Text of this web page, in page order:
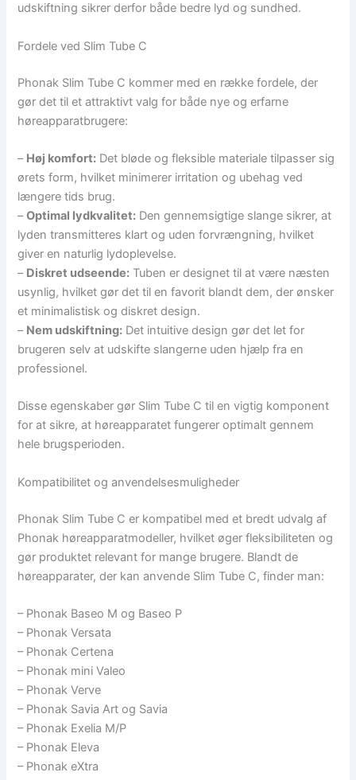
udskiftning sikrer derfor både bedre lyd og sundhed.
Fordele ved Slim Tube C
Phonak Slim Tube C kommer med en række fordele, der
gør det til et attraktivt valg for både nye og erfarne
høreapparatbrugere:
– Høj komfort: Det bløde og fleksible materiale tilpasser sig
ørets form, hvilket minimerer irritation og ubehag ved
længere tids brug.
–Optimal lydkvalitet: Den gennemsigtige slange sikrer, at
lyden transmitteres klart og uden forvrængning, hvilket
giver en naturlig lydoplevelse.
– Diskret udseende: Tuben er designet til at være næsten
usynlig, hvilket gør det til en favorit blandt dem, der ønsker
et minimalistisk og diskret design.
– Nem udskiftning: Det intuitive design gør det let for
brugeren selv at udskifte slangerne uden hjælp fra en
professionel.
Disse egenskaber gør Slim Tube C til en vigtig komponent
for at sikre, at høreapparatet fungerer optimalt gennem
hele brugsperioden.
Kompatibilitet og anvendelsesmuligheder
Phonak Slim Tube C er kompatibel med et bredt udvalg af
Phonak høreapparatmodeller, hvilket øger fleksibiliteten og
gør produktet relevant for mange brugere. Blandt de
høreapparater, der kan anvende Slim Tube C, finder man:
– Phonak Baseo M og Baseo P
– Phonak Versata
– Phonak Certena
– Phonak mini Valeo
– Phonak Verve
– Phonak Savia Art og Savia
– Phonak Exelia M/P
– Phonak Eleva
– Phonak eXtra